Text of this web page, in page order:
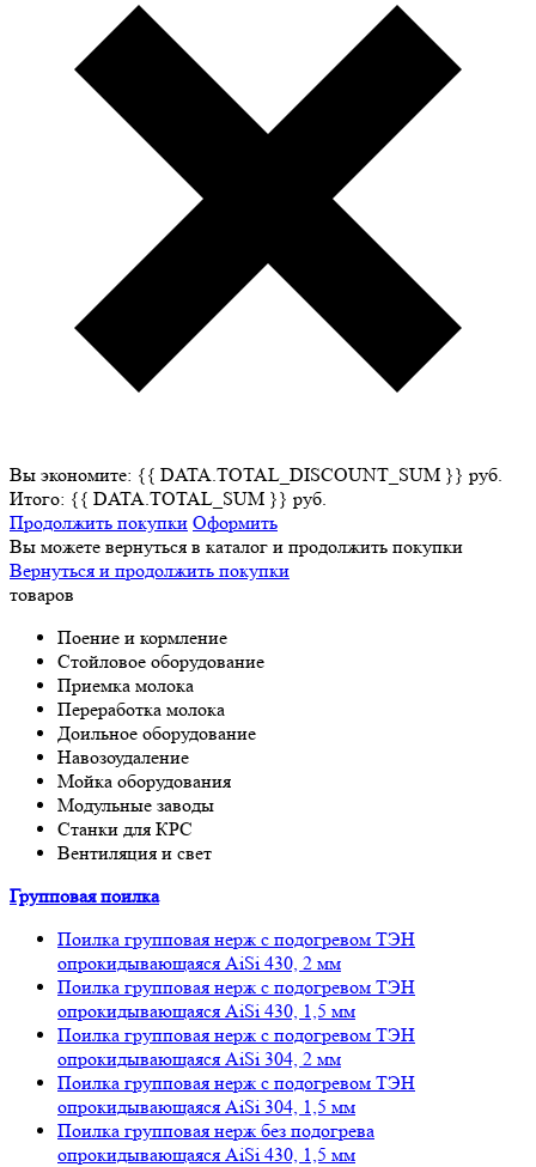
Вы экономите: {{ DATA.TOTAL_DISCOUNT_SUM }} руб.
Итого: {{ DATA.TOTAL_SUM }} руб.
Продолжить покупки Оформить
Вы можете вернуться в каталог и продолжить покупки
Вернуться и продолжить покупки
товаров
Поение и кормление
Стойловое оборудование
Приемка молока
Переработка молока
Доильное оборудование
Навозоудаление
Мойка оборудования
Модульные заводы
Станки для КРС
Вентиляция и свет
Групповая поилка
Поилка групповая нерж с подогревом ТЭН
опрокидывающаяся AiSi 430, 2 мм
Поилка групповая нерж с подогревом ТЭН
опрокидывающаяся AiSi 430, 1,5 мм
Поилка групповая нерж с подогревом ТЭН
опрокидывающаяся AiSi 304, 2 мм
Поилка групповая нерж с подогревом ТЭН
опрокидывающаяся AiSi 304, 1,5 мм
Поилка групповая нерж без подогрева
опрокидывающаяся AiSi 430, 1,5 мм